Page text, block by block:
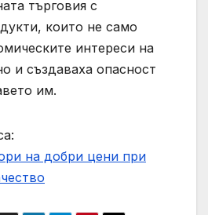
търговия с
които не само
интереси на
и създаваха опасност
им.
на добри цени при